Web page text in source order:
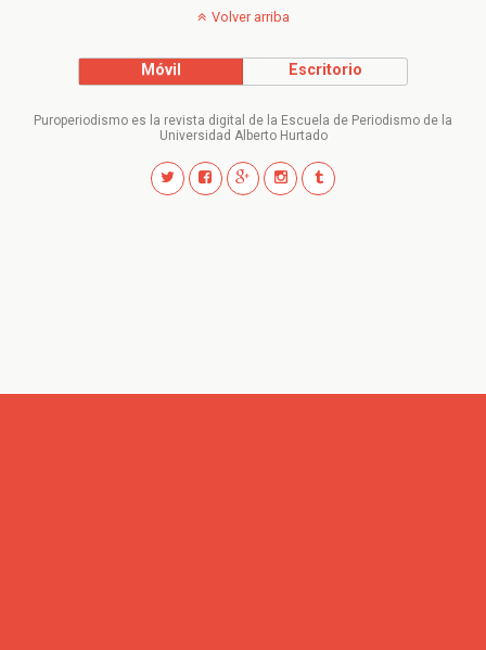
Volver arriba
Móvil Escritorio
Puroperiodismo es la revista digital de la Escuela de Periodismo de la
Universidad Alberto Hurtado